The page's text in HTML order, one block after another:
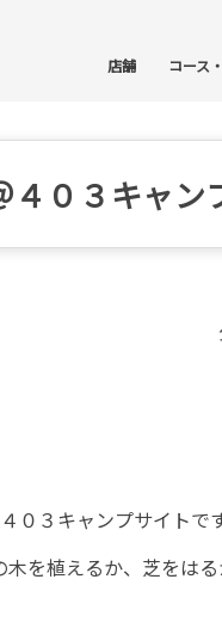
店舗 コース
０３キャン
３キャンプサイトです
を植えるか、芝をは